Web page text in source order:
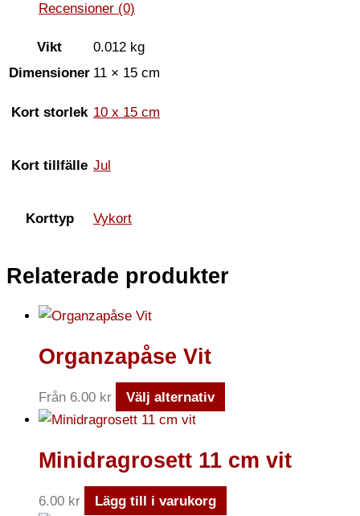
Recensioner (0)
Vikt
0.012 kg
Dimensioner 11 × 15 cm
Kort storlek 10 x 15 cm
Kort tillfälle Jul
Korttyp Vykort
Relaterade produkter
Organzapåse Vit
Från 6.00 kr Välj alternativ
Minidragrosett 11 cm vit
6.00 kr Lägg till i varukorg